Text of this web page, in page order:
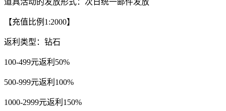
【充值比例1:2000】
返利类型：钻石
100-499元返利50%
500-999元返利100%
1000-2999元返利150%